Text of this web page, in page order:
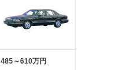
485～610万円